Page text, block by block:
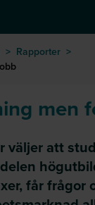
> Rapporter >
men
väljer att
får frågor